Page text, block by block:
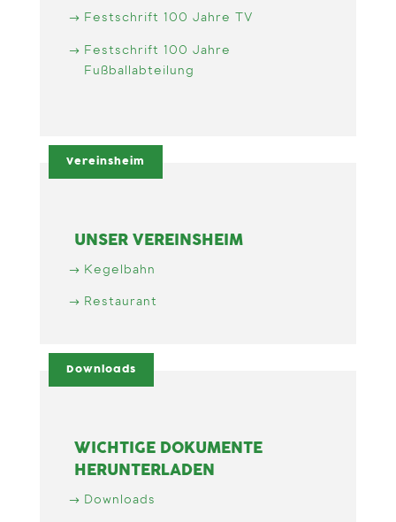
Festschrift 100 Jahre TV
Festschrift 100 Jahre
Fußballabteilung
Vereinsheim
UNSER VEREINSHEIM
Kegelbahn
Restaurant
Downloads
WICHTIGE DOKUMENTE
HERUNTERLADEN
Downloads